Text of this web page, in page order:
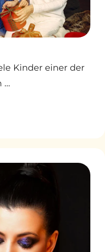
Kinder einer der
…